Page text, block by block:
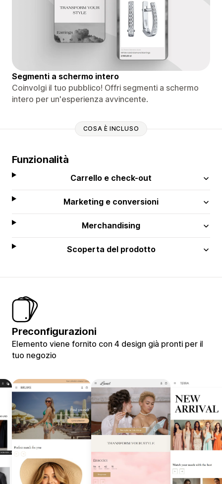
Segmenti a schermo intero
Coinvolgi il tuo pubblico! Offri segmenti a schermo
intero per un'esperienza avvincente.
COSA È INCLUSO
Funzionalità
Carrello e check-out
Marketing e conversioni
Merchandising
Scoperta del prodotto
Preconfigurazioni
Elemento viene fornito con 4 design già pronti per il
tuo negozio